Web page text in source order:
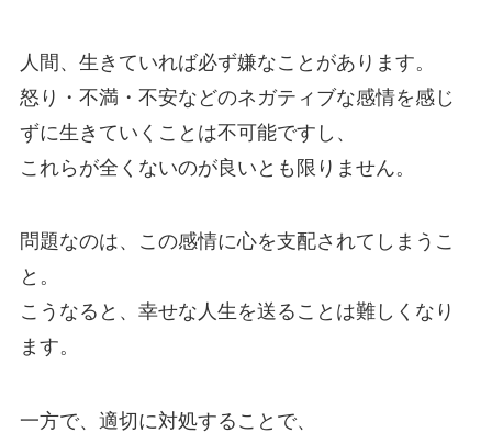
人間、生きていれば必ず嫌なことがあります。
怒り・不満・不安などのネガティブな感情を感じ
ずに生きていくことは不可能ですし、
これらが全くないのが良いとも限りません。
問題なのは、この感情に心を支配されてしまうこ
と。
こうなると、幸せな人生を送ることは難しくなり
ます。
一方で、適切に対処することで、